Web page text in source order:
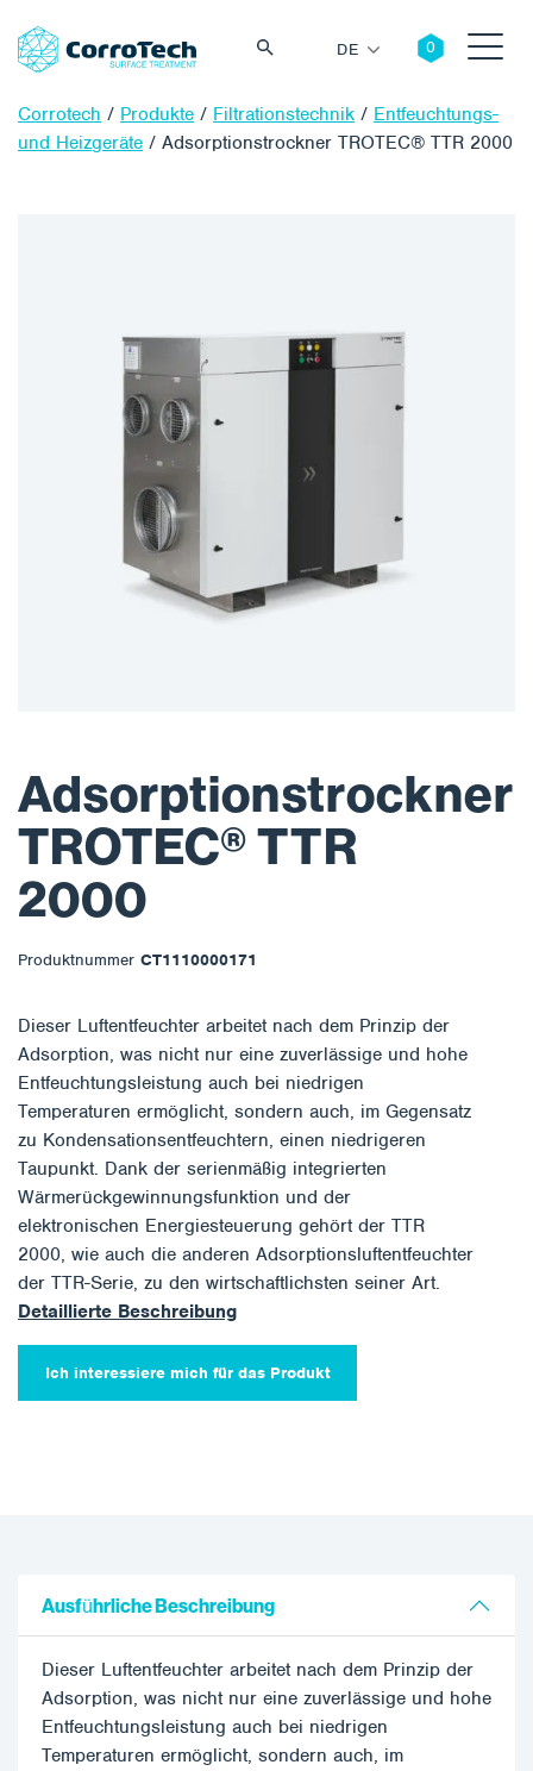
DE
Corrotech / Produkte / Filtrationstechnik / Entfeuchtungs-
und Heizgeräte / Adsorptionstrockner TROTEC® TTR 2000
Adsorptionstrockner
TROTEC® TTR
2000
Produktnummer CT1110000171
Dieser Luftentfeuchter arbeitet nach dem Prinzip der
Adsorption, was nicht nur eine zuverlässige und hohe
Entfeuchtungsleistung auch bei niedrigen
Temperaturen ermöglicht, sondern auch, im Gegensatz
zu Kondensationsentfeuchtern, einen niedrigeren
Taupunkt. Dank der serienmäßig integrierten
Wärmerückgewinnungsfunktion und der
elektronischen Energiesteuerung gehört der TTR
2000, wie auch die anderen Adsorptionsluftentfeuchter
der TTR-Serie, zu den wirtschaftlichsten seiner Art.
Detaillierte Beschreibung
Ich interessiere mich für das Produkt
Ausführliche Beschreibung
Dieser Luftentfeuchter arbeitet nach dem Prinzip der
Adsorption, was nicht nur eine zuverlässige und hohe
Entfeuchtungsleistung auch bei niedrigen
Temperaturen ermöglicht, sondern auch, im